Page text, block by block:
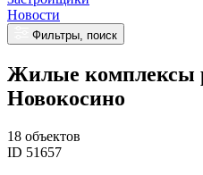
Новости
Фильтры, поиск
Жилые комплексы
Новокосино
18 объектов
ID 51657